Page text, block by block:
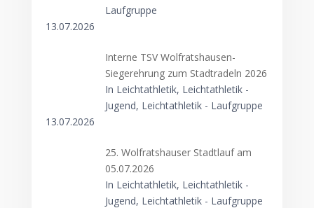
Laufgruppe
13.07.2026
Interne TSV Wolfratshausen-
Siegerehrung zum Stadtradeln 2026
In Leichtathletik, Leichtathletik -
Jugend, Leichtathletik - Laufgruppe
13.07.2026
25. Wolfratshauser Stadtlauf am
05.07.2026
In Leichtathletik, Leichtathletik -
Jugend, Leichtathletik - Laufgruppe